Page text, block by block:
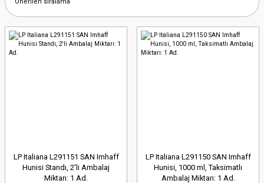
LP Italiana L291151 SAN Imhaff
Hunisi Standı, 2'li Ambalaj
Miktarı: 1 Ad.
LP Italiana L291150 SAN Imhaff
Hunisi, 1000 ml, Taksimatlı
Ambalaj Miktarı: 1 Ad.